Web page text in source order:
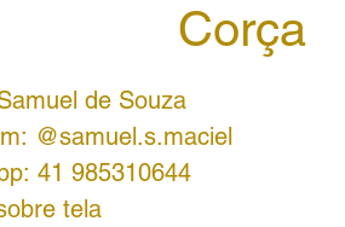
Corça
de Souza
@samuel.s.maciel
41 985310644
tela